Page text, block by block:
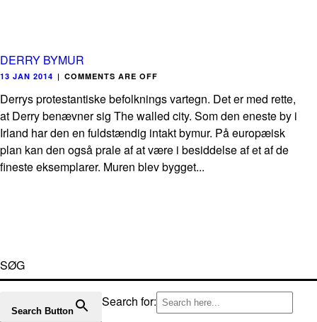
DERRY BYMUR
13 JAN 2014 | COMMENTS ARE OFF
Derrys protestantiske befolknings vartegn. Det er med rette,
at Derry benævner sig The walled city. Som den eneste by i
Irland har den en fuldstændig intakt bymur. På europæisk
plan kan den også prale af at være i besiddelse af et af de
fineste eksemplarer. Muren blev bygget...
SØG
Search for:
Search Button